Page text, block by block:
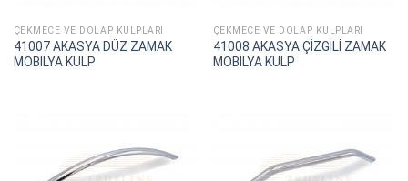
ÇEKMECE VE DOLAP KULPLARI
41007 AKASYA DÜZ ZAMAK
MOBİLYA KULP
ÇEKMECE VE DOLAP KULPLARI
41008 AKASYA ÇİZGİLİ ZAMAK
MOBİLYA KULP